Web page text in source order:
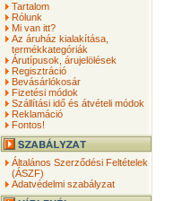
Tartalom
Rólunk
Mi van itt?
Az áruház kialakítása,
termékkategóriák
Árutípusok, árujelölések
Regisztráció
Bevásárlókosár
Fizetési módok
Szállítási idő és átvételi módok
Reklamáció
Fontos!
Általános Szerződési Feltételek
(ÁSZF)
Adatvédelmi szabályzat